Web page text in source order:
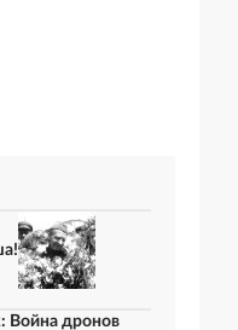
Война дронов